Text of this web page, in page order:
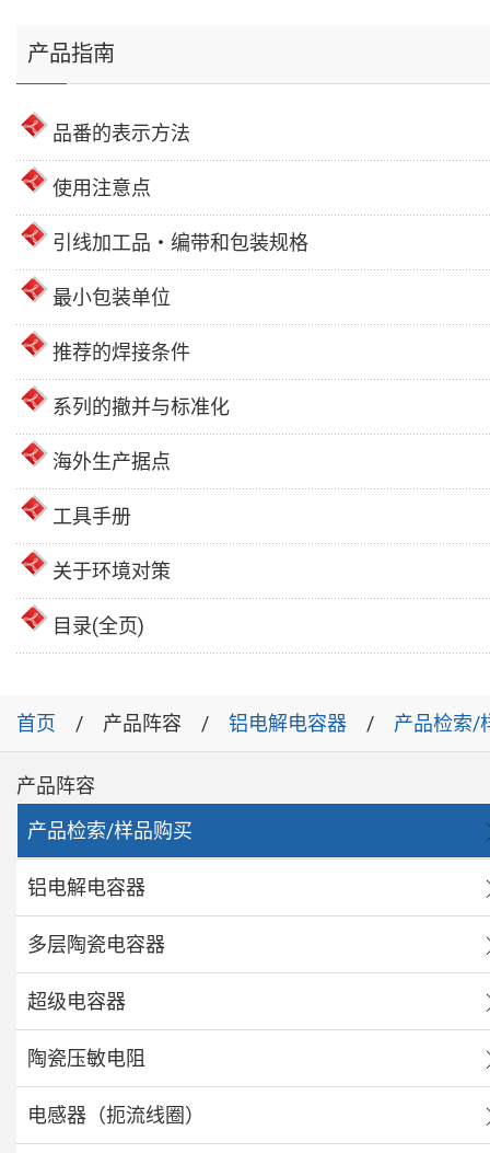
产品指南
品番的表示方法
使用注意点
引线加工品・编带和包装规格
最小包装单位
推荐的焊接条件
系列的撤并与标准化
海外生产据点
工具手册
关于环境对策
目录(全页)
首页 产品阵容 铝电解电容器 产品检索/
产品阵容
产品检索/样品购买
铝电解电容器
多层陶瓷电容器
超级电容器
陶瓷压敏电阻
电感器（扼流线圈）